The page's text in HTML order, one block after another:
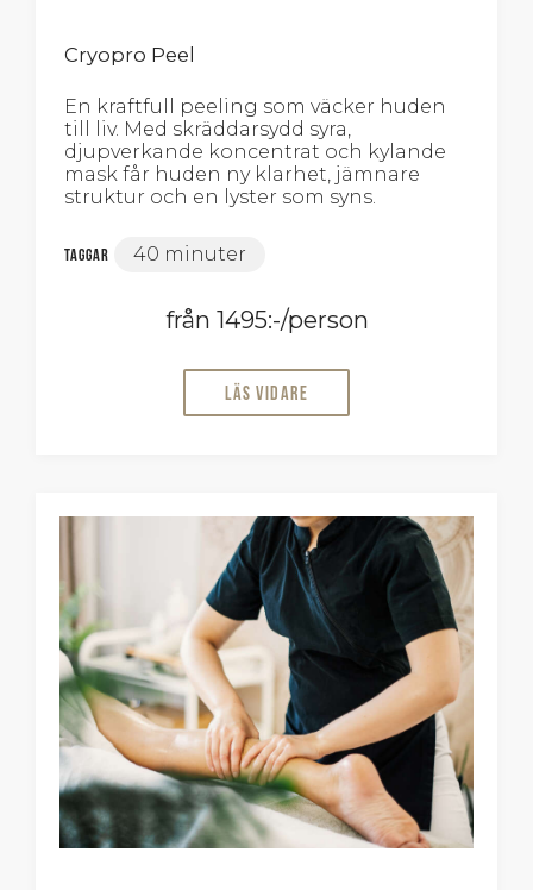
Cryopro Peel
En kraftfull peeling som väcker huden
till liv. Med skräddarsydd syra,
djupverkande koncentrat och kylande
mask får huden ny klarhet, jämnare
struktur och en lyster som syns.
Taggar 40 minuter
från 1495:-/person
Läs vidare